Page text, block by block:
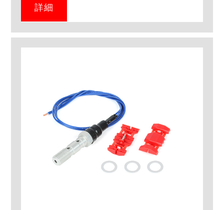
詳細